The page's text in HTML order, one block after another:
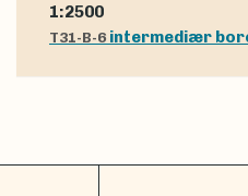
1:2500
T31-B-6 intermediær